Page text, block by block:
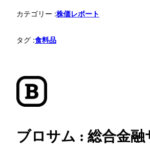
カテゴリー :株価レポート
タグ :食料品
ブロサム : 総合金融